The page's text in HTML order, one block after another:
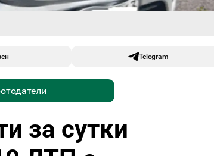
Telegram
за сутки